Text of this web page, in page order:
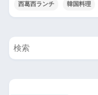
西葛西ランチ 韓国料理